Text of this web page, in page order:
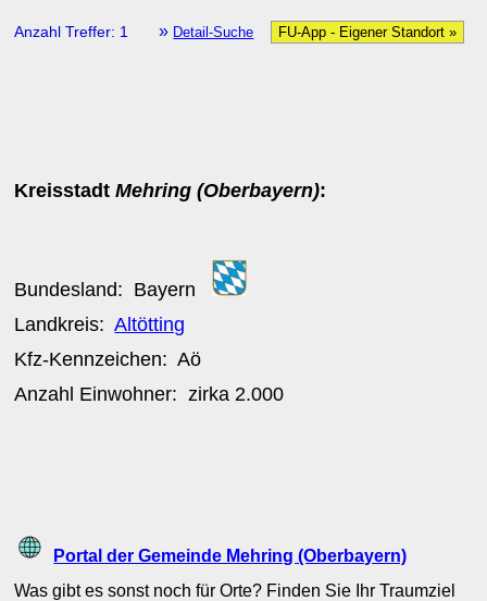
Anzahl Treffer: 1 » Detail-Suche FU-App - Eigener Standort »
KreisstadtMehring (Oberbayern):
Bundesland: Bayern
Landkreis:Altötting
Kfz-Kennzeichen:Aö
Anzahl Einwohner: zirka 2.000
Portal der Gemeinde Mehring (Oberbayern)
Was gibt es sonst noch für Orte? Finden Sie Ihr Traumziel